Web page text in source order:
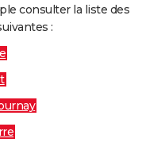
consulter la liste des
: